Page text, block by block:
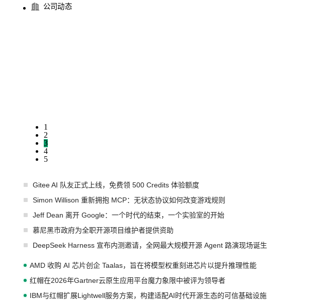
公司动态
1
2
3
4
5
Gitee AI 队友正式上线，免费领 500 Credits 体验额度
Simon Willison 重新拥抱 MCP：无状态协议如何改变游戏规则
Jeff Dean 离开 Google：一个时代的结束，一个实验室的开始
慕尼黑市政府为全职开源项目维护者提供资助
DeepSeek Harness 宣布内测邀请，全网最大规模开源 Agent 路演现场诞生
AMD 收购 AI 芯片创企 Taalas，旨在将模型权重刻进芯片以提升推理性能
红帽在2026年Gartner云原生应用平台魔力象限中被评为领导者
IBM与红帽扩展Lightwell服务方案，构建适配AI时代开源生态的可信基础设施